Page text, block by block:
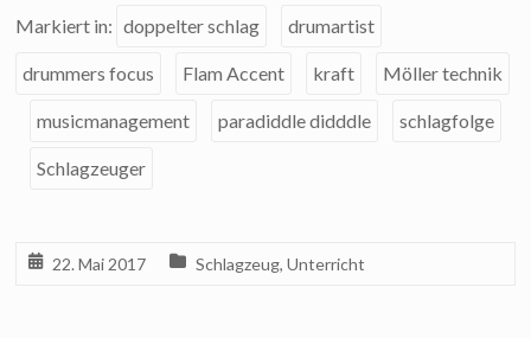
Markiert in: doppelter schlag drumartist
drummers focus Flam Accent kraft Möller technik
musicmanagement paradiddle didddle schlagfolge
Schlagzeuger
22. Mai 2017 Schlagzeug,Unterricht